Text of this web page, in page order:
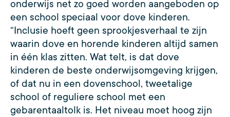
onderwijs net zo goed worden aangeboden op
een school speciaal voor dove kinderen.
“Inclusie hoeft geen sprookjesverhaal te zijn
waarin dove en horende kinderen altijd samen
in één klas zitten. Wat telt, is dat dove
kinderen de beste onderwijsomgeving krijgen,
of dat nu in een dovenschool, tweetalige
school of reguliere school met een
gebarentaaltolk is. Het niveau moet hoog zijn